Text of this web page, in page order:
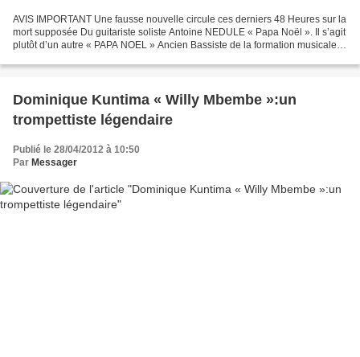
AVIS IMPORTANT Une fausse nouvelle circule ces derniers 48 Heures sur la
mort supposée Du guitariste soliste Antoine NEDULE « Papa Noël ». Il s’agit
plutôt d’un autre « PAPA NOEL » Ancien Bassiste de la formation musicale
Dominique Kuntima « Willy Mbembe »:un
trompettiste légendaire
Publié le 28/04/2012 à 10:50
Par Messager